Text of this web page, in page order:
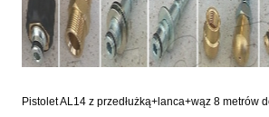
Pistolet AL14 z przedłużką+lanca+wąz 8 metrów